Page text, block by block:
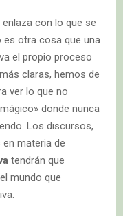
con lo que se
es otra cosa que una
el propio proceso
claras, hemos de
ver lo que no
donde nunca
Los discursos,
materia de
tendrán que
mundo que